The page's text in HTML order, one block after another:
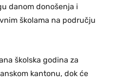
danom donošenja i
školama na području
školska godina za
kantonu, dok će